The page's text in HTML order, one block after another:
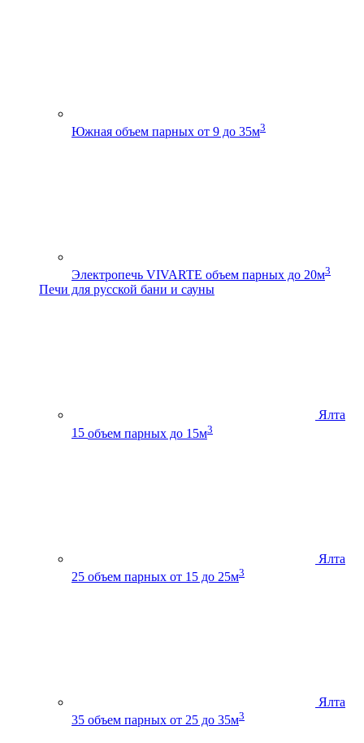
Южная объем парных от 9 до 35м3
Электропечь VIVARTE объем парных до 20м3
Печи для русской бани и сауны
Ялта
15 объем парных до 15м3
Ялта
25 объем парных от 15 до 25м3
Ялта
35 объем парных от 25 до 35м3